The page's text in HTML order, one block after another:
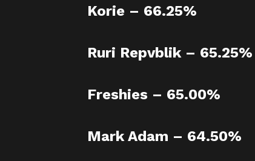
Korie – 66.25%
Ruri Repvblik – 65.25%
Freshies – 65.00%
Mark Adam – 64.50%